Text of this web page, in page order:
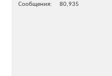
Сообщения
80,935